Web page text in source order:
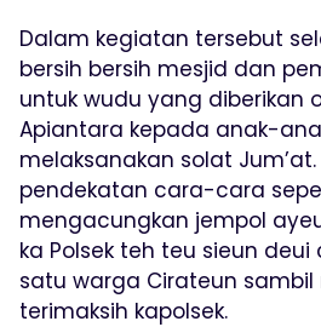
Dalam kegiatan tersebut
bersih bersih mesjid dan
untuk wudu yang diberikan
Apiantara kepada anak-
melaksanakan solat
pendekatan cara-cara
mengacungkan jempol
ka Polsek teh teu sieun
satu warga Cirateun
terimaksih kapolsek.